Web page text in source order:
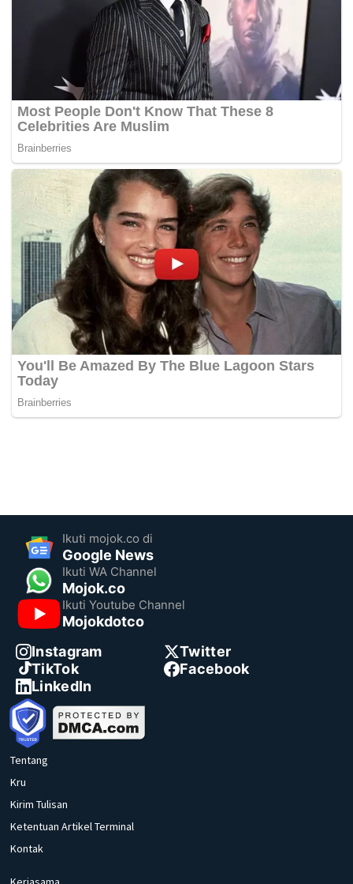
Ikuti mojok.co di
Google News
Ikuti WA Channel
Mojok.co
Ikuti Youtube Channel
Mojokdotco
Instagram
Twitter
TikTok
Facebook
LinkedIn
Tentang
Kru
Kirim Tulisan
Ketentuan Artikel Terminal
Kontak